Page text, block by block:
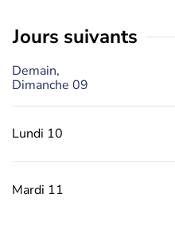
jours suivants
Demain,
Dimanche 09
Lundi 10
Mardi 11